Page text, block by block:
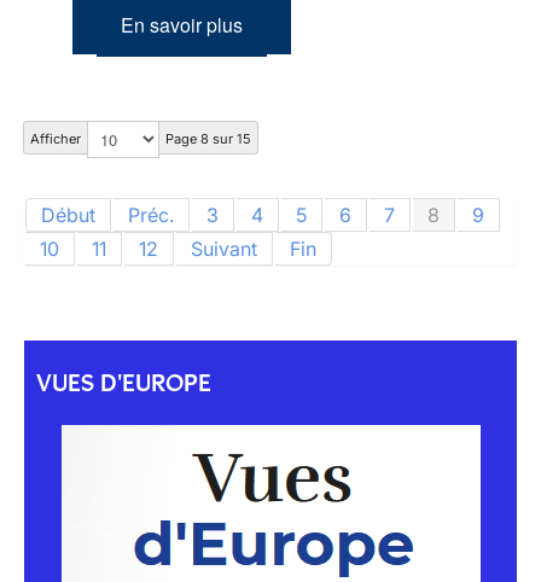
En savoir plus
Afficher Page 8 sur 15
Début Préc. 3 4 5 6 7 8
9
10
11 12 Suivant Fin
VUES D'EUROPE